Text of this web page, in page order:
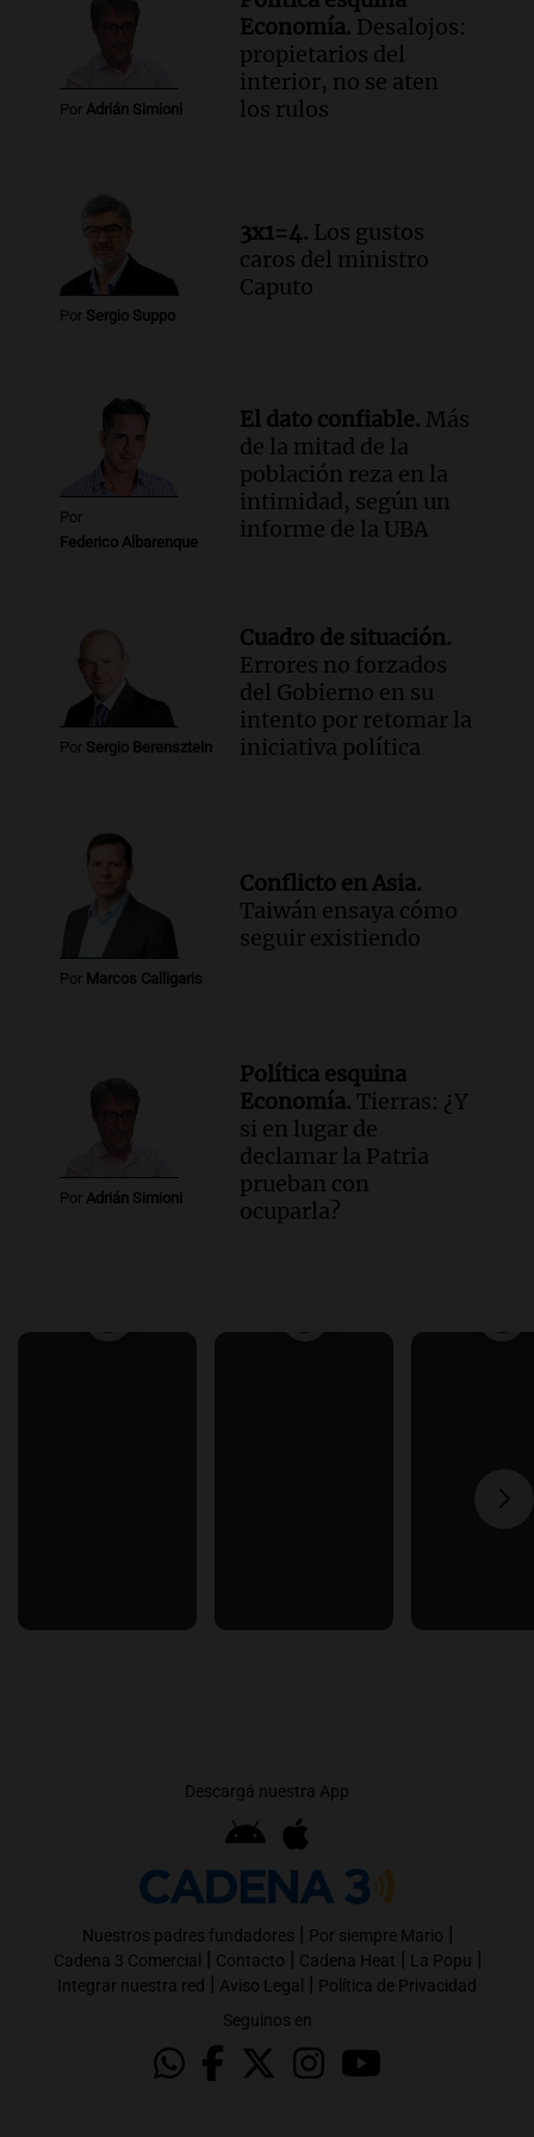
liquidez de 4 billones
Panorama Federal
Audio.La lección del Titanic y la
Episodios
Audio.
Tormentas y filtraciones: "El
agua entra por donde menos
imaginamos"
Una Mañana para todos Rosario
Por Adrián Simioni
Economía. Desalojos:
propietarios del
interior, no se aten
los rulos
Por Sergio Suppo
3x1=4. Los gustos
caros del ministro
Caputo
Por
Federico Albarenque
El dato confiable. Más
de la mitad de la
población reza en la
intimidad, según un
informe de la UBA
Por Sergio Berensztein
Cuadro de situación.
Errores no forzados
del Gobierno en su
intento por retomar la
iniciativa política
Por Marcos Calligaris
Conflicto en Asia.
Taiwán ensaya cómo
seguir existiendo
Por Adrián Simioni
Política esquina
Economía. Tierras: ¿Y
si en lugar de
declamar la Patria
prueban con
ocuparla?
Descargá nuestra App
Nuestros padres fundadores | Por siempre Mario |
Cadena 3 Comercial | Contacto | Cadena Heat | La Popu |
Integrar nuestra red | Aviso Legal | Política de Privacidad
Seguinos en